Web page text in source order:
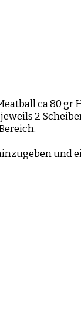
ca 80
2
und